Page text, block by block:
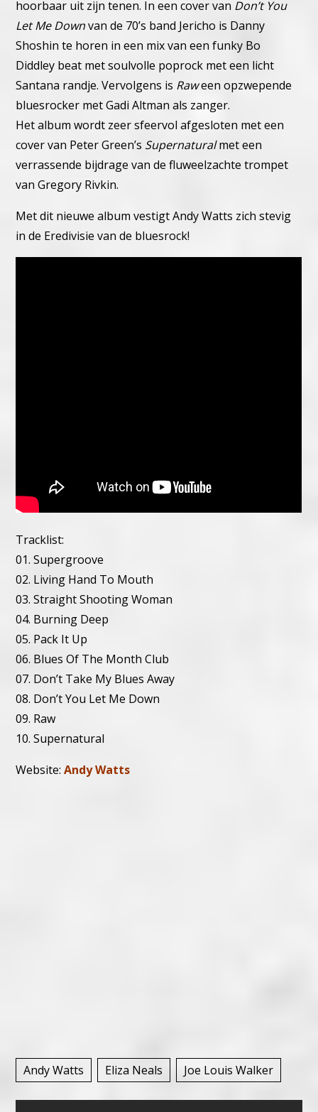
hoorbaar uit zijn tenen. In een cover van Don’t You
Let Me Downvan de 70’s band Jericho is Danny
Shoshin te horen in een mix van een funky Bo
Diddley beat met soulvolle poprock met een licht
Santana randje.Vervolgens is Raween opzwepende
bluesrocker met Gadi Altman als zanger.
Het album wordt zeer sfeervol afgesloten met een
cover van Peter Green’s Supernaturalmet een
verrassende bijdrage van de fluweelzachte trompet
van Gregory Rivkin.
Met dit nieuwe album vestigt Andy Watts zich stevig
in de Eredivisie van de bluesrock!
Tracklist:
01. Supergroove
02. Living Hand To Mouth
03. Straight Shooting Woman
04. Burning Deep
05. Pack It Up
06. Blues Of The Month Club
07. Don’t Take My Blues Away
08. Don’t You Let Me Down
09. Raw
10. Supernatural
Website:Andy Watts
Andy Watts Eliza Neals Joe Louis Walker